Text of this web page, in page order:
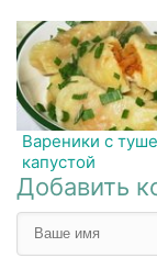
Вареники с
капустой
Добавить